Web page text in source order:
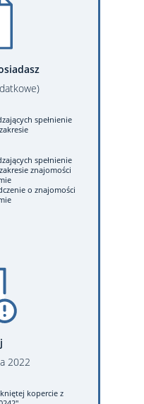
spełnienie
spełnienie
znajomości
o znajomości
2022
kopercie z